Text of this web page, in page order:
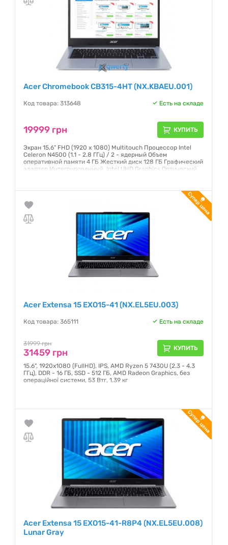
Acer Chromebook CB315-4HT (NX.KBAEU.001)
Код товара: 313648 Есть на складе
19999 грн КУПИТЬ
Экран 15,6" FHD (1920 x 1080) Multitouch Процессор Intel
Celeron N4500 (1.1 - 2.8 ГГц) / 2 - ядерный Объем
оперативной памяти 4 ГБ Жесткий диск 128 ГБ Графический
адаптер Интегрированный, Intel UHD Graphics Оптический
Acer Extensa 15 EXO15-41 (NX.EL5EU.003)
Код товара: 365111 Есть на складе
31999 грн
31459 грн КУПИТЬ
15.6", 1920х1080 (FullHD), IPS, AMD Ryzen 5 7430U (2.3 - 4.3
ГГц), DDR - 16 ГБ, SSD - 512 ГБ, AMD Radeon Graphics, без
операційної системи, 53 Втг, 1.39 кг
Acer Extensa 15 EXO15-41-R8P4 (NX.EL5EU.008)
Lunar Gray